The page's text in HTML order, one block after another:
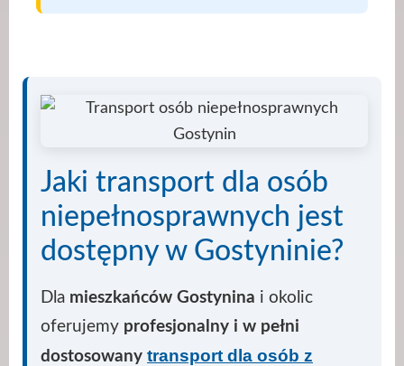
Jaki transport dla osób
niepełnosprawnych jest
dostępny w Gostyninie?
Dla mieszkańców Gostynina i okolic
oferujemy profesjonalny i w pełni
dostosowany transport dla osób z